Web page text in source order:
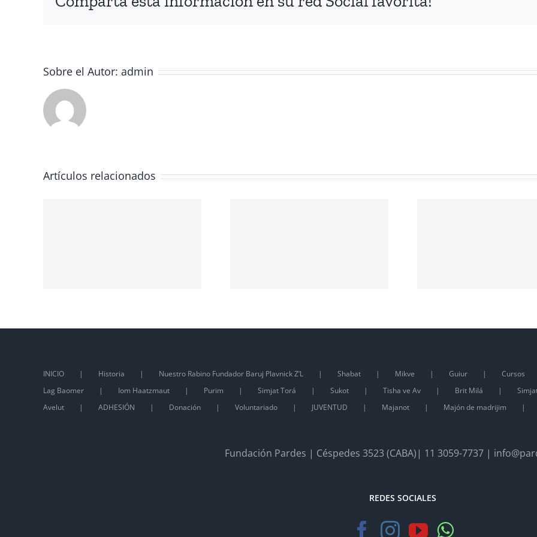
Sobre el Autor: admin
Artículos relacionados
INICIO Historia Nuestro Rabino Fundador Baruj Plavnick Z’L Shabat Mikve Guiur Cursos
Lag Baomer
Iom Haatzmaut Purim Simjat Torá Sukot Tisha ve Av Brit Milá
Avelut
ADHESIÓN Donación Voluntariado JUVENTUD Majanot Majón de madrijim
Fundación Pardes | Céspedes 3523 (CABA)| 11 3059-7737 |
REDES SOCIALES